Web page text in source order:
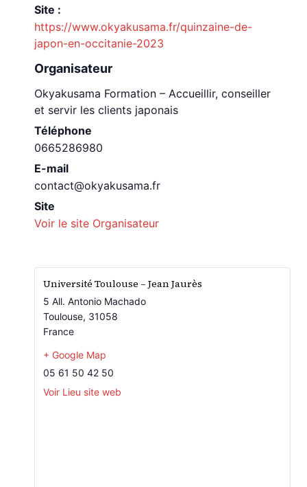
Site :
https://www.okyakusama.fr/quinzaine-de-
japon-en-occitanie-2023
Organisateur
Okyakusama Formation – Accueillir, conseiller
et servir les clients japonais
Téléphone
0665286980
E-mail
contact@okyakusama.fr
Site
Voir le site Organisateur
Université Toulouse – Jean Jaurès
5 All. Antonio Machado
Toulouse, 31058
France
+ Google Map
05 61 50 42 50
Voir Lieu site web